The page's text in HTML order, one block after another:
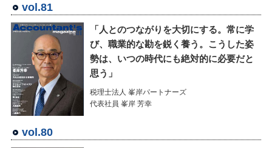
vol.81
「人とのつながりを大切にする。常に学
び、職業的な勘を鋭く養う。こうした姿
勢は、いつの時代にも絶対的に必要だと
思う」
税理士法人 峯岸パートナーズ
代表社員 峯岸 芳幸
vol.80